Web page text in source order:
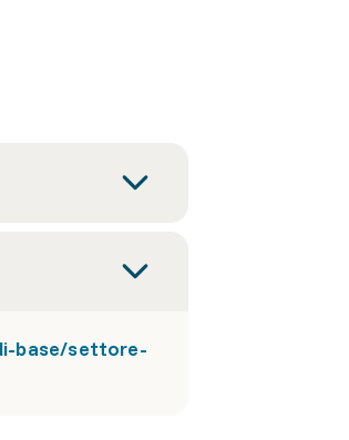
base/settore-